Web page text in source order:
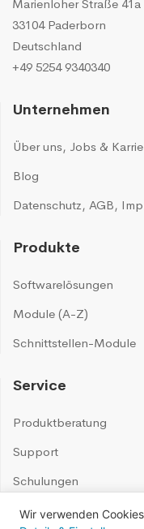
Marienloher Straße 41a
33104 Paderborn
Deutschland
+49 5254 9340340
Unternehmen
Über uns, Jobs &
Blog
Datenschutz, AGB,
Produkte
Softwarelösungen
Module (A-Z)
Schnittstellen-Module
Service
Produktberatung
Support
Schulungen
Wir verwenden